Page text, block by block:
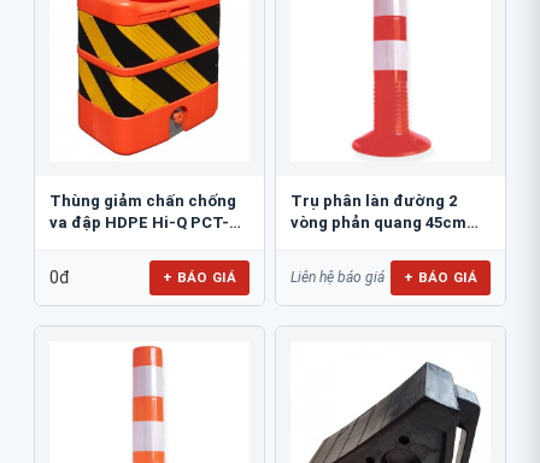
Thùng giảm chấn chống
va đập HDPE Hi-Q PCT-
0đ + BÁO GIÁ
Trụ phân làn đường 2
vòng phản quang 45cm
Liên hệ báo giá + BÁO GIÁ